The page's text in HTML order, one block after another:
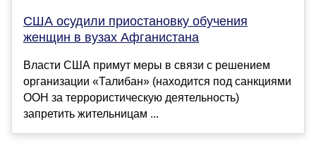
США осудили приостановку обучения
женщин в вузах Афганистана
Власти США примут меры в связи с решением
организации «Талибан» (находится под санкциями
ООН за террористическую деятельность)
запретить жительницам ...